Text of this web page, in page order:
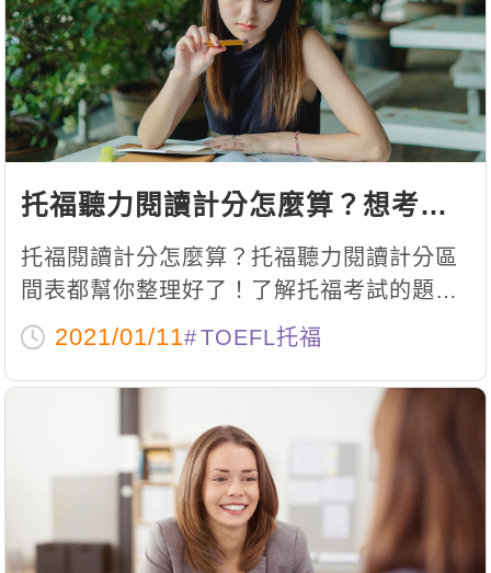
托福聽力閱讀計分怎麼算？想考好
分數，先花五分鐘搞懂托福評分！
托福閱讀計分怎麼算？托福聽力閱讀計分區
間表都幫你整理好了！了解托福考試的題
型、方式以及評分標準才能知己知彼百戰百
勝！同場加映教你如何有效率提升成績！
2021/01/11 TOEFL托福